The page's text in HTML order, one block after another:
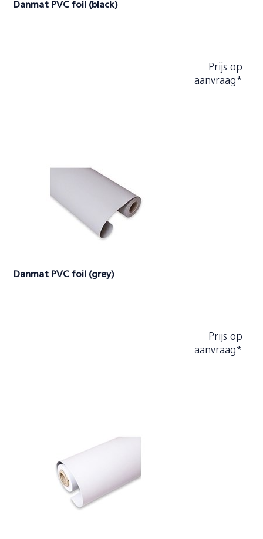
Danmat PVC foil (black)
Prijs op
aanvraag*
Danmat PVC foil (grey)
Prijs op
aanvraag*